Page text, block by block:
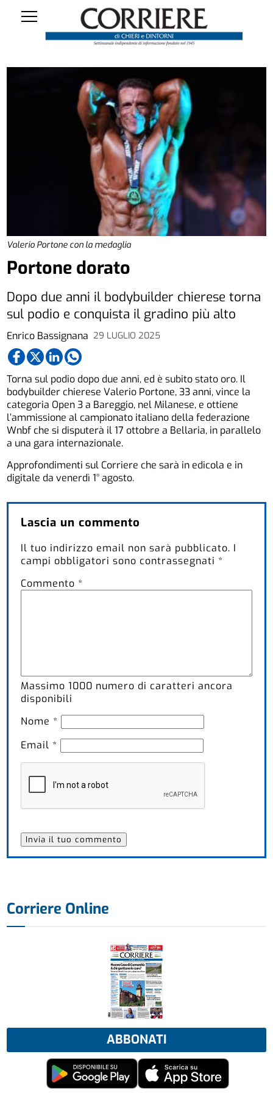
Valerio Portone con la medaglia
Enrico Bassignana 29 LUGLIO 2025
Portone dorato
Dopo due anni il bodybuilder chierese torna
sul podio e conquista il gradino più alto
Torna sul podio dopo due anni, ed è subito stato oro. Il
bodybuilder chierese Valerio Portone, 33 anni, vince la
categoria Open 3 a Bareggio, nel Milanese, e ottiene
l’ammissione al campionato italiano della federazione
Wnbf che si disputerà il 17 ottobre a Bellaria, in parallelo
a una gara internazionale.
Approfondimenti sul Corriere che sarà in edicola e in
digitale da venerdì 1° agosto.
Lascia un commento
Il tuo indirizzo email non sarà pubblicato. I
campi obbligatori sono contrassegnati *
Commento *
Massimo1000 numero di caratteri ancora
disponibili
Nome *
Email *
Corriere Online
ABBONATI